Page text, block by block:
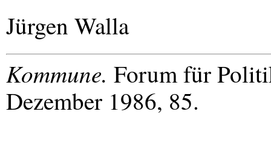
Jürgen Walla
Kommune. Forum für
Dezember 1986, 85.